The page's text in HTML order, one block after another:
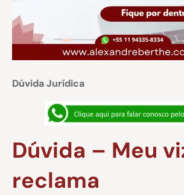
Dúvida Jurídica
Dúvida – Meu
reclama